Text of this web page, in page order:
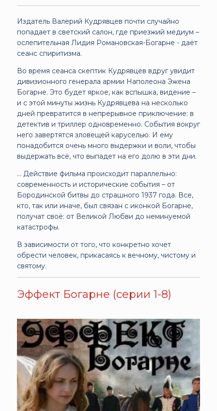
Издатель Валерий Кудрявцев почти случайно
попадает в светский салон, где приезжий медиум –
ослепительная Лидия Романовская-Богарне - даёт
сеанс спиритизма.
Во время сеанса скептик Кудрявцев вдруг увидит
дивизионного генерала армии Наполеона Эжена
Богарне. Это будет яркое, как вспышка, видение –
и с этой минуты жизнь Кудрявцева на несколько
дней превратится в непрерывное приключение: в
детектив и триллер одновременно. События вокруг
него завертятся зловещей каруселью. И ему
понадобится очень много выдержки и воли, чтобы
выдержать всё, что выпадет на его долю в эти дни.
... Действие фильма происходит параллельно:
современность и исторические события – от
Бородинской битвы до страшного 1937 года. Все,
кто, так или иначе, был связан с иконкой Богарне,
получат своё: от Великой Любви до неминуемой
катастрофы.
В зависимости от того, что конкретно хочет
обрести человек, прикасаясь к вечному, чистому и
святому.
Эффект Богарне (серии 1-8)